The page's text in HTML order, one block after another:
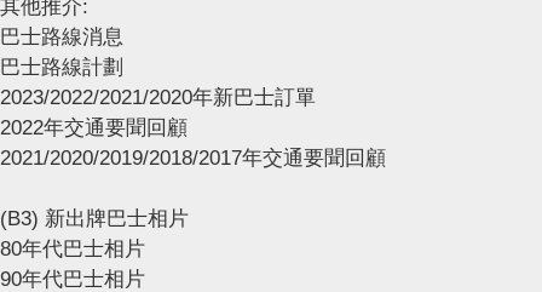
其他推介:
巴士路線消息
巴士路線計劃
2023/2022/2021/2020年新巴士訂單
2022年交通要聞回顧
2021/2020/2019/2018/2017年交通要聞回顧
(B3) 新出牌巴士相片
80年代巴士相片
90年代巴士相片